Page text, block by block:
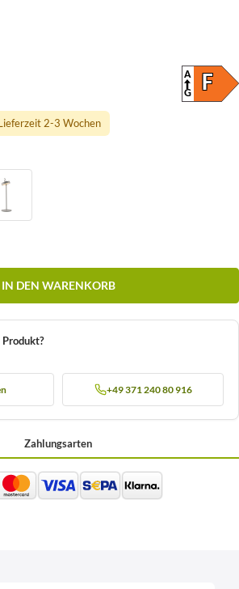
A
G
F
2-3 Wochen
IN DEN WARENKORB
Produkt?
+49 371 240 80 916
Zahlungsarten